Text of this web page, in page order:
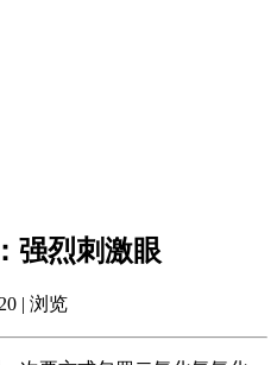
强烈刺激眼
| 浏览